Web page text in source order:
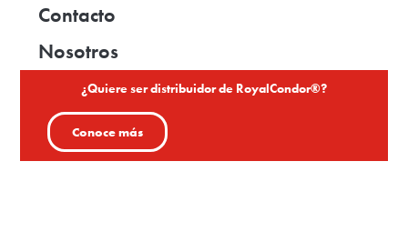
Contacto
Nosotros
¿Quiere ser distribuidor de RoyalCondor®?
Conoce más